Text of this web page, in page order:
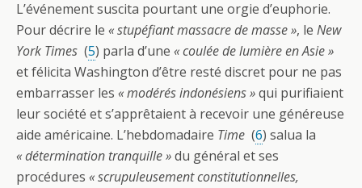
L’événement suscita pourtant une orgie d’euphorie.
Pour décrire le « stupéfiant massacre de masse », le New
York Times (5) parla d’une « coulée de lumière en Asie »
et félicita Washington d’être resté discret pour ne pas
embarrasser les « modérés indonésiens »qui purifiaient
leur société et s’apprêtaient à recevoir une généreuse
aide américaine. L’hebdomadaire Time (6) salua la
« détermination tranquille »du général et ses
procédures « scrupuleusement constitutionnelles,